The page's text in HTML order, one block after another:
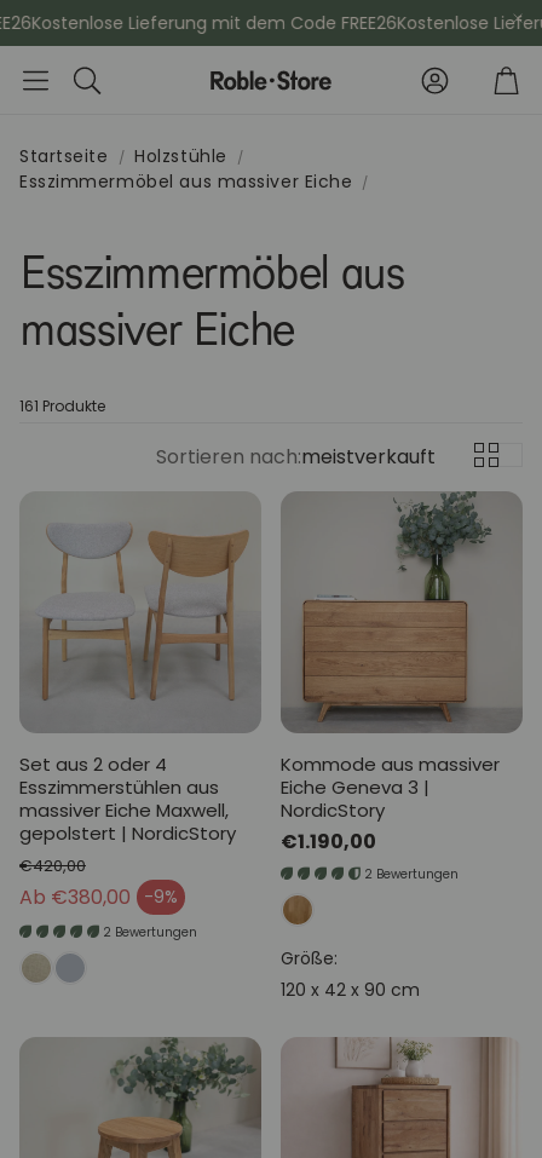
Kostenlose Lieferung mit dem Code FREE26Kostenlose
Suche
Konto
Sideboards
Bücherregale
Sitzbänke
Startseite
Holzstühle
Esszimmermöbel aus massiver Eiche
Esszimmermöbel aus
massiver Eiche
161 Produkte
Sortieren nach:meistverkauft
Set aus 2 oder 4
Esszimmerstühlen aus
massiver Eiche Maxwell,
gepolstert | NordicStory
Ab €380,00 -9%
Verkaufspreis
Normaler Preis
€420,00
2 Bewertungen
Kommode aus massiver
Eiche Geneva 3 |
NordicStory
Normaler
Preis
€1.190,00
2 Bewertungen
Größe:
120 x 42 x 90 cm